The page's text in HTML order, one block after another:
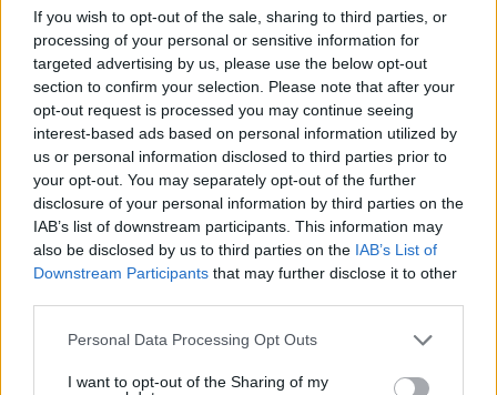
If you wish to opt-out of the sale, sharing to third parties, or
processing of your personal or sensitive information for
targeted advertising by us, please use the below opt-out
section to confirm your selection. Please note that after your
opt-out request is processed you may continue seeing
interest-based ads based on personal information utilized by
us or personal information disclosed to third parties prior to
your opt-out. You may separately opt-out of the further
disclosure of your personal information by third parties on the
IAB’s list of downstream participants. This information may
also be disclosed by us to third parties on the IAB’s List of
Downstream Participants that may further disclose it to other
Please note that this website/app uses one or more Google
not limited to your visit or usage behaviour. You may click to
Personal Data Processing Opt Outs
I want to opt-out of the Sharing of my
09.08.2026, 12:07
Το σπίτι του τρόμου στο Άινταχο: Η
νύχτα που τέσσερις φοιτητές
δολοφονήθηκαν μέσα σε λίγα λεπτά
09.08.2026, 08:33 25
της στη Βουλιαγμένη, δείτε